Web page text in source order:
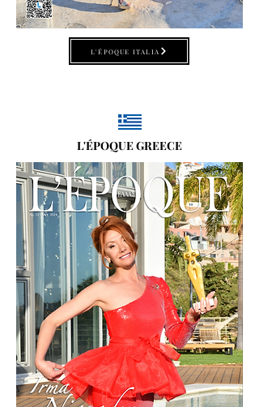
L'ÉPOQUE ITALIA
L'ÉPOQUE GREECE